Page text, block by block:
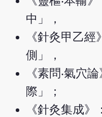
中」，
《針灸甲乙
側」，
《素問‧氣穴
際」；
《針灸集成》